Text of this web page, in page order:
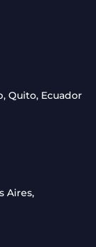
Quito, Ecuador
Aires,